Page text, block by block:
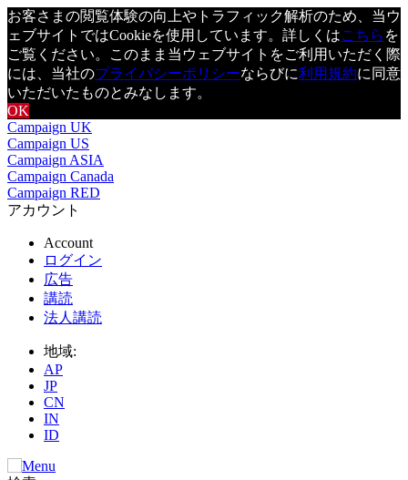
お客さまの閲覧体験の向上やトラフィック解析のため、当ウ
ェブサイトではCookieを使用しています。詳しくはこちら を
ご覧ください。このまま当ウェブサイトをご利用いただく際
には、当社のプライバシーポリシーならびに利用規約に同意
いただいたものとみなします。
OK
Campaign UK
Campaign US
Campaign ASIA
Campaign Canada
Campaign RED
アカウント
Account
ログイン
広告
講読
法人講読
地域:
AP
JP
CN
IN
ID